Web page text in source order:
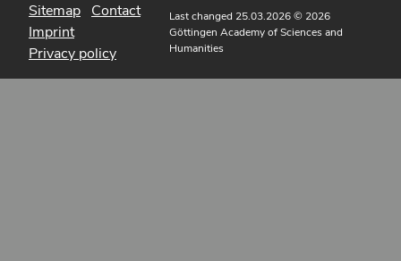
Sitemap Contact
Imprint
Privacy policy
Last changed 25.03.2026© 2026
Göttingen Academy of Sciences and
Humanities